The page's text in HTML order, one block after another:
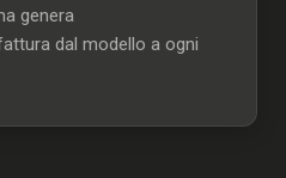
genera
dal modello a ogni